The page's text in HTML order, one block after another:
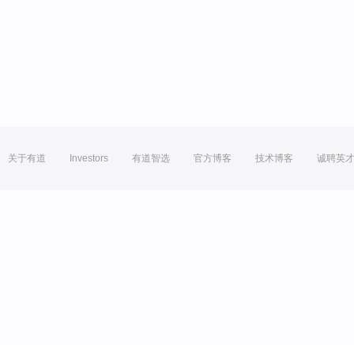
关于有道 Investors 有道智选 官方博客 技术博客 诚聘英才